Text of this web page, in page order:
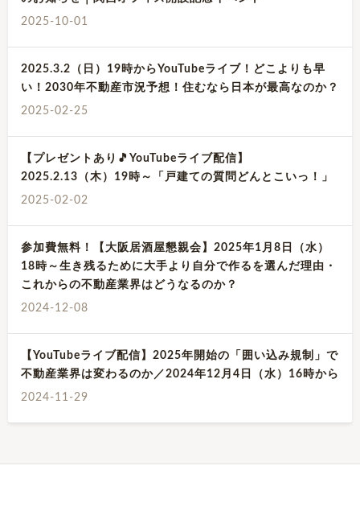
2025-10-01
2025.3.2（日）19時からYouTubeライブ！どこよりも早
い！2030年不動産市況予想！住むなら日本が最高なのか？
2025-02-25
【プレゼントあり🎵YouTubeライブ配信】
2025.2.13（木）19時～「戸建ての質問どんとこいっ！」
2025-02-02
参加費無料！【大阪居酒屋懇親会】2025年1月8日（水）
18時～生き残るために大手より自分で作るを選んだ理由・
これからの不動産業界はどうなるのか？
2024-12-08
【YouTubeライブ配信】2025年開始の「囲い込み規制」で
不動産業界は変わるのか／2024年12月4日（水）16時から
2024-11-29